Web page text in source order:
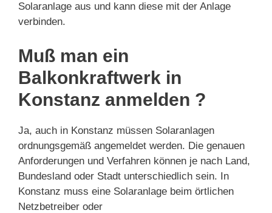
Solaranlage aus und kann diese mit der Anlage
verbinden.
Muß man ein
Balkonkraftwerk in
Konstanz anmelden ?
Ja, auch in Konstanz müssen Solaranlagen
ordnungsgemäß angemeldet werden. Die genauen
Anforderungen und Verfahren können je nach Land,
Bundesland oder Stadt unterschiedlich sein. In
Konstanz muss eine Solaranlage beim örtlichen
Netzbetreiber oder